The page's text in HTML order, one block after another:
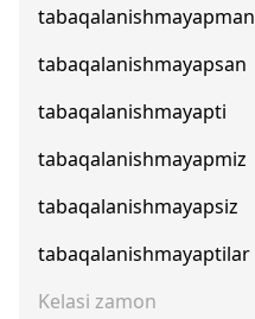
tabaqalanishmayapman
tabaqalanishmayapsan
tabaqalanishmayapti
tabaqalanishmayapmiz
tabaqalanishmayapsiz
tabaqalanishmayaptilar
Kelasi zamon